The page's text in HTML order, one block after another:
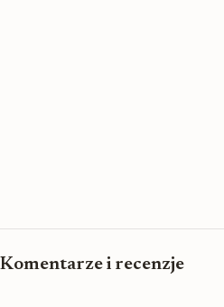
Komentarze i recenzje